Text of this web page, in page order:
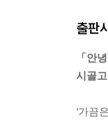
출판
「안
시골
‘가끔